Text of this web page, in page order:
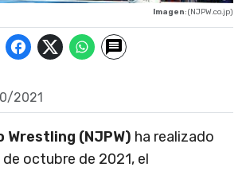
Imagen: (NJPW.co.jp)
2021
Wrestling (NJPW) ha realizado
octubre de 2021, el